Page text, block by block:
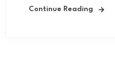
Continue Reading